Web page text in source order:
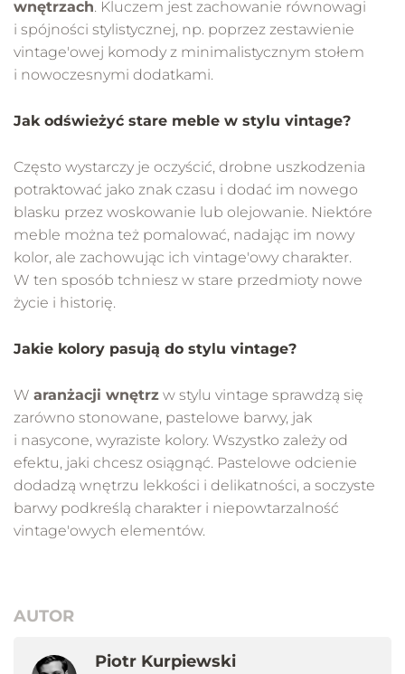
wnętrzach. Kluczem jest zachowanie równowagi
i spójności stylistycznej, np. poprzez zestawienie
vintage'owej komody z minimalistycznym stołem
i nowoczesnymi dodatkami.
Jak odświeżyć stare meble w stylu vintage?
Często wystarczy je oczyścić, drobne uszkodzenia
potraktować jako znak czasu i dodać im nowego
blasku przez woskowanie lub olejowanie. Niektóre
meble można też pomalować, nadając im nowy
kolor, ale zachowując ich vintage'owy charakter.
W ten sposób tchniesz w stare przedmioty nowe
życie i historię.
Jakie kolory pasują do stylu vintage?
W aranżacji wnętrz w stylu vintage sprawdzą się
zarówno stonowane, pastelowe barwy, jak
i nasycone, wyraziste kolory. Wszystko zależy od
efektu, jaki chcesz osiągnąć. Pastelowe odcienie
dodadzą wnętrzu lekkości i delikatności, a soczyste
barwy podkreślą charakter i niepowtarzalność
vintage'owych elementów.
AUTOR
Piotr Kurpiewski